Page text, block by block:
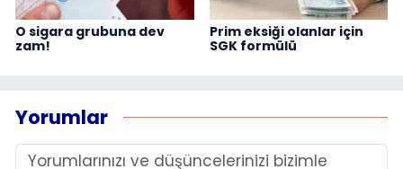
O sigara grubuna dev
zam!
Prim eksiği olanlar için
SGK formülü
Yorumlar